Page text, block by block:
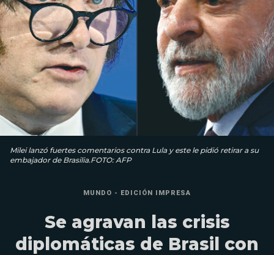
Milei lanzó fuertes comentarios contra Lula y este le pidió retirar a su
embajador de Brasilia.FOTO: AFP
MUNDO - EDICIÓN IMPRESA
Se agravan las crisis
diplomáticas de Brasil con